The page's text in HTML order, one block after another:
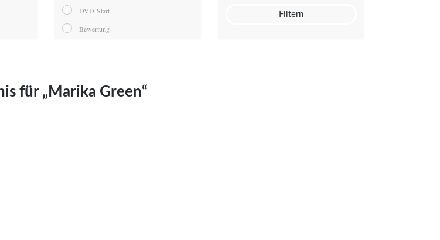
DVD-Start
Bewertung
Filtern
für „Marika Green“